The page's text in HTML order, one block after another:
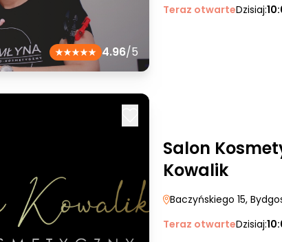
4.96/5
Teraz otwarteDzisiaj:
Salon
Kowalik
Baczyńskiego 15,
Teraz otwarteDzisiaj: